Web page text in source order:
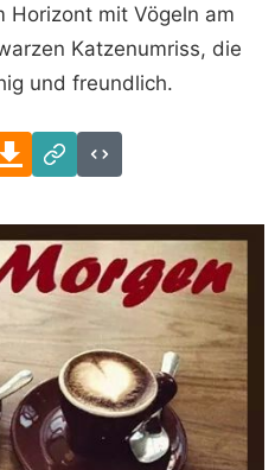
Horizont mit Vögeln am
Katzenumriss, die
und freundlich.
Download
Link
Code